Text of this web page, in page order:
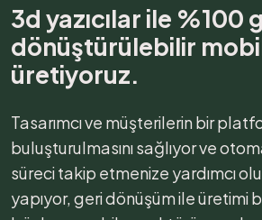
3d yazıcılar ile %100
dönüştürülebilir
üretiyoruz.
Tasarımcı ve müşterilerin bir
buluşturulmasını sağlıyor ve
süreci takip etmenize yardımcı
yapıyor, geri dönüşüm ile üretimi